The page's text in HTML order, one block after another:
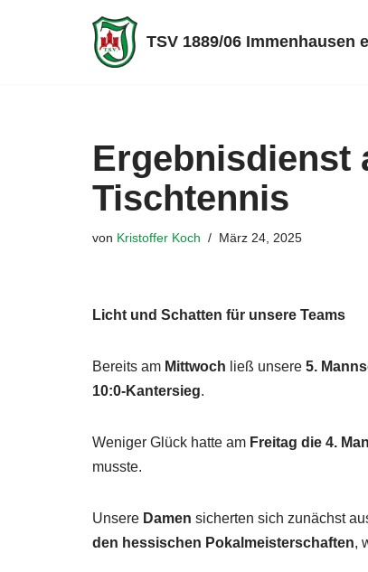
TSV 1889/06 Immenhausen
Ergebnisdienst
Tischtennis
von Kristoffer Koch März 24, 2025
Licht und Schatten für unsere Teams
Bereits am Mittwoch ließ unsere 5.
10:0-Kantersieg.
Weniger Glück hatte am Freitag die 4.
musste.
Unsere Damen sicherten sich zunächst
den hessischen Pokalmeisterschaften,